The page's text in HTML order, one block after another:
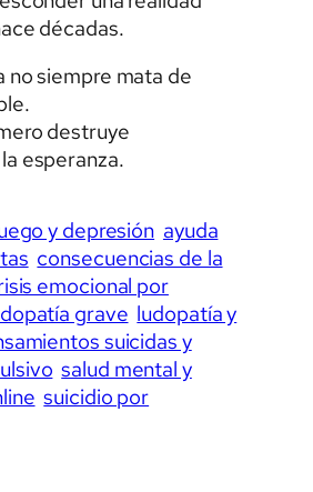
décadas.
no siempre mata de
destruye
esperanza.
y depresión ayuda
consecuencias de la
emocional por
grave ludopatía y
suicidas y
salud mental y
suicidio por